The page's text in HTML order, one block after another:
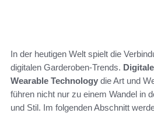
In der heutigen Welt spielt die
digitalen Garderoben-Trends.
Wearable Technology die Art und
führen nicht nur zu einem Wandel in
und Stil. Im folgenden Abschnitt